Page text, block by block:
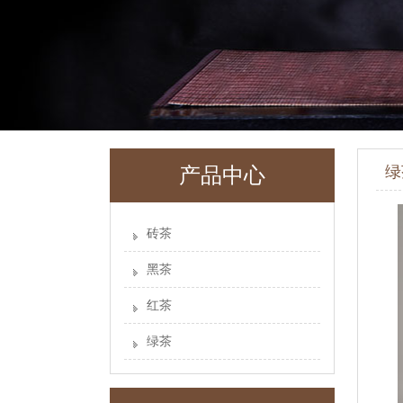
产品中心
砖茶
黑茶
红茶
绿茶